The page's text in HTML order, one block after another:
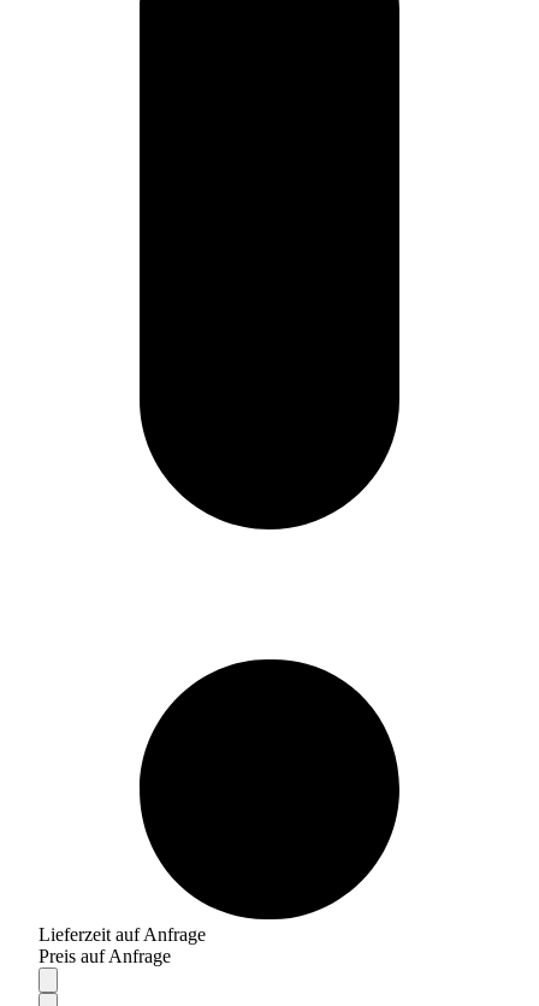
Lieferzeit auf Anfrage
Preis auf Anfrage